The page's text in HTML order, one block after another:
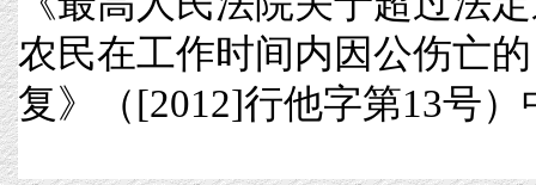
农民在工作时间内因公伤亡
复》（[2012]行他字第13号